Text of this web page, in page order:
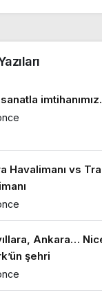
Havalimanı vs
Ankara…
şehri